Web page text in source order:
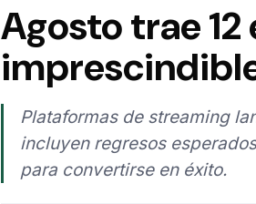
Agosto trae
Plataformas de streaming
incluyen regresos
para convertirse en éxito.